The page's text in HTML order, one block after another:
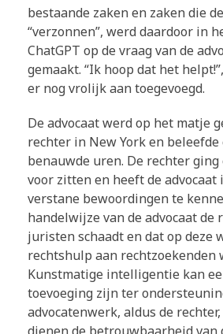
bestaande zaken en zaken die
“verzonnen”, werd daardoor in
ChatGPT op de vraag van de
gemaakt. “Ik hoop dat het
er nog vrolijk aan toegevoegd.
De advocaat werd op het matje
rechter in New York en beleefde
benauwde uren. De rechter ging
voor zitten en heeft de advocaat
verstane bewoordingen te
handelwijze van de advocaat de
juristen schaadt en dat op deze
rechtshulp aan rechtzoekenden
Kunstmatige intelligentie kan
toevoeging zijn ter
advocatenwerk, aldus de